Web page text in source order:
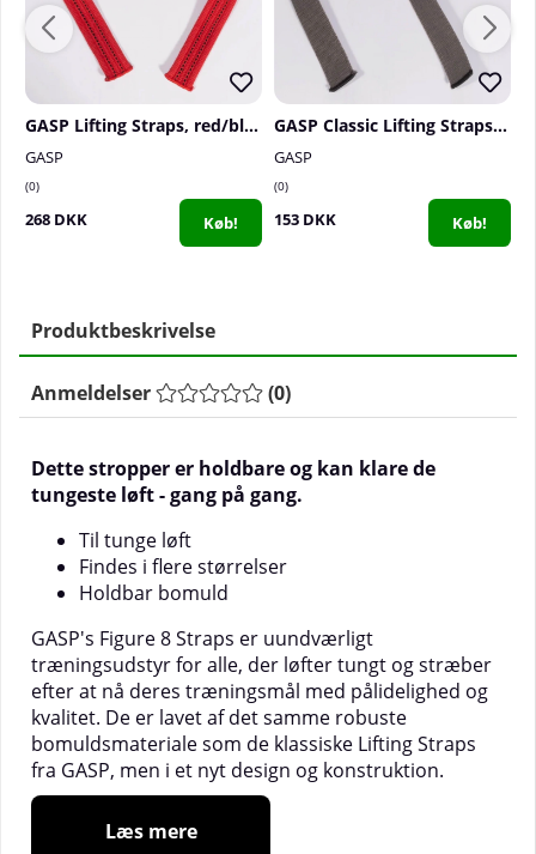
GASP Lifting Straps, red/black
GASP
0
268 DKK Køb!
GASP Classic Lifting Straps, Smoke Grey
GASP
0
153 DKK Køb!
Produktbeskrivelse
Anmeldelser (0)
Dette stropper er holdbare og kan klare de
tungeste løft - gang på gang.
Til tunge løft
Findes i flere størrelser
Holdbar bomuld
GASP's Figure 8 Straps er uundværligt
træningsudstyr for alle, der løfter tungt og stræber
efter at nå deres træningsmål med pålidelighed og
kvalitet. De er lavet af det samme robuste
bomuldsmateriale som de klassiske Lifting Straps
fra GASP, men i et nyt design og konstruktion.
Materiale:100% bomuld.
Læs mere